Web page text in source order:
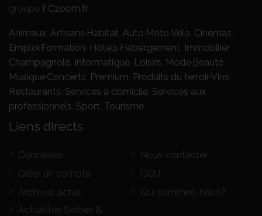
groupe FCzoom.fr
Animaux, Artisans·Habitat, Auto·Moto·Vélo, Cinémas,
Emploi·Formation, Hôtels·Hébergement, Immobilier
Champagnole, Informatique, Loisirs, Mode·Beauté,
Musique·Concerts, Premium, Produits du terroir·Vins,
Restaurants, Services à domicile, Services aux
professionnels, Sport, Tourisme.
Liens directs
Connexion
Créer un compte
Archives actus
Actualités Sorties &
Nous contacter
CGU
Qui sommes-nous?